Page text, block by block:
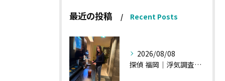
最近の投稿 Recent Posts
2026/08/08
探偵 福岡｜浮気調査、諸状況、そして雑談へ